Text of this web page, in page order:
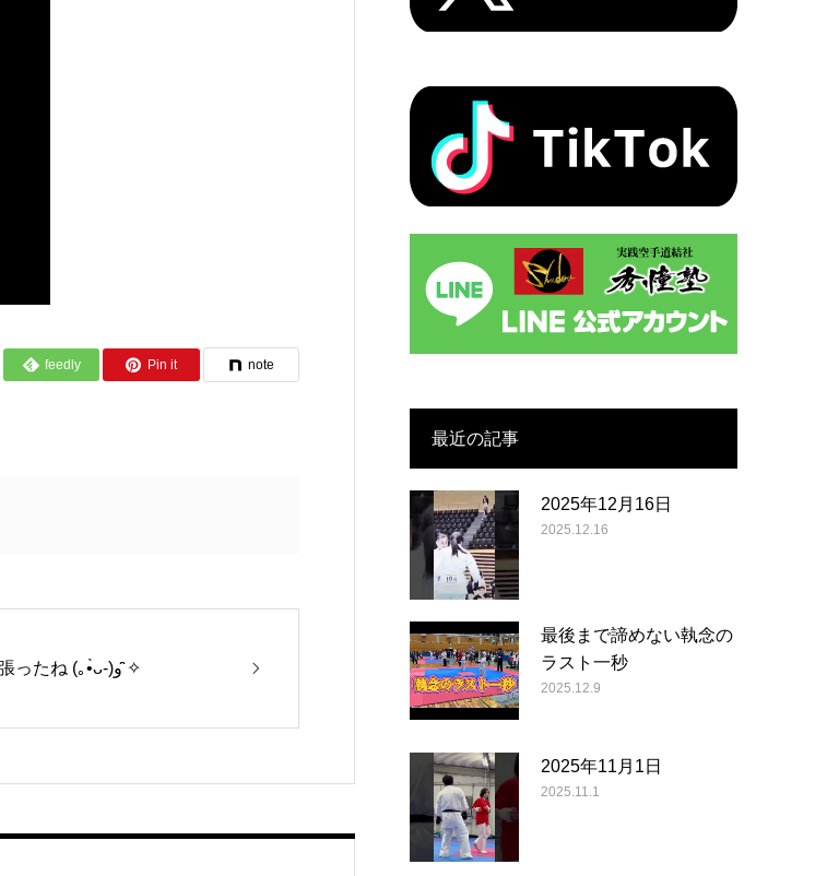
feedly Pin it note
良く頑張ったね (｡•̀ᴗ-)و ̑̑✧
最近の記事
2025年12月16日
2025.12.16
最後まで諦めない執念の
ラスト一秒
2025.12.9
2025年11月1日
2025.11.1